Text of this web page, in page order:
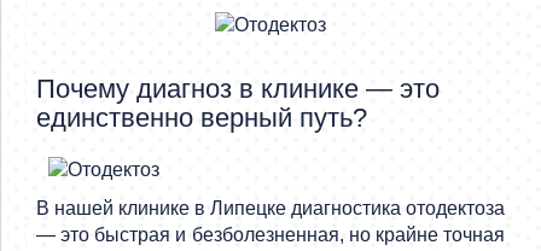
Почему диагноз в клинике — это
единственно верный путь?
В нашей клинике в Липецке диагностика отодектоза
— это быстрая и безболезненная, но крайне точная